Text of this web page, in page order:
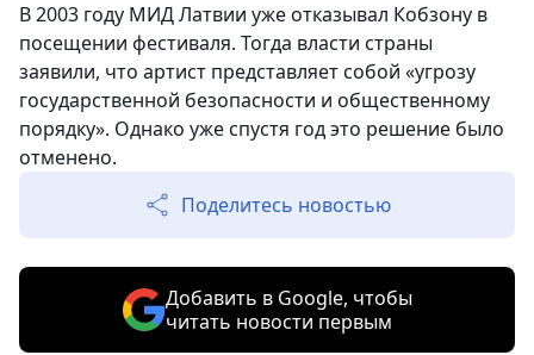
В 2003 году МИД Латвии уже отказывал Кобзону в
посещении фестиваля. Тогда власти страны
заявили, что артист представляет собой «угрозу
государственной безопасности и общественному
порядку». Однако уже спустя год это решение было
отменено.
Поделитесь новостью
Добавить в Google, чтобы
читать новости первым